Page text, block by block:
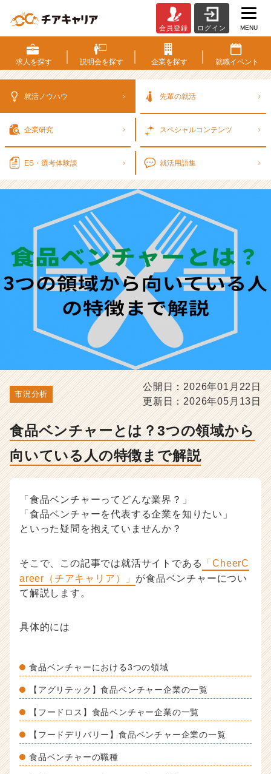
品
ベ
ン
3
域
か
ら
向
い
て
い
る
人
の
ま
考
対
策・
就
活
ウ
ハ
ウ
|
ベ
企
か
ら
ス
カ
ウ
ト
会員登録 ログイン MENU
求人を探す 説明会を探す 企業を探す 就職イベント
就活ノウハウ 先輩の就活
企業研究 スペシャルコンテンツ
ES・選考体験談 就活用語集
市況分析
公開日：2026年01月22日
更新日：2026年05月13日
食品ベンチャーとは？3つの領域から
向いている人の特徴まで解説
「食品ベンチャーってどんな業界？」
「食品ベンチャーを代表する企業を知りたい」
といった疑問を抱えていませんか？
そこで、この記事では就活サイトである
「CheerC
areer（チアキャリア）」 が食品ベンチャーについ
て解説します。
具体的には
食品ベンチャーにおける3つの領域
【アグリテック】食品ベンチャー企業の一覧
【フードロス】食品ベンチャー企業の一覧
【フードデリバリー】食品ベンチャー企業の一覧
食品ベンチャーの職種